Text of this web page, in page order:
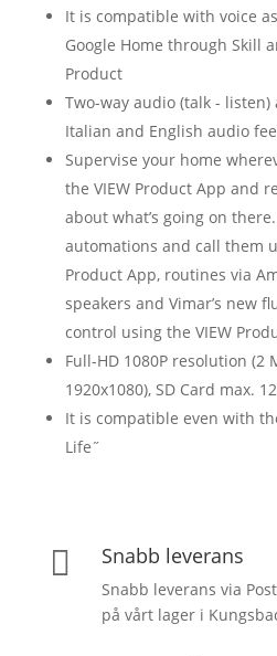
It is compatible with voice
Google Home through Skill
Product
Two-way audio (talk -
Italian and English audio
Supervise your home
the VIEW Product App and
about what’s going on
automations and call them
Product App, routines via
speakers and Vimar’s new
control using the VIEW
Full-HD 1080P resolution (2
1920x1080), SD Card max.
It is compatible even with
Life˝
 Snabb leverans
Snabb leverans via
på vårt lager i